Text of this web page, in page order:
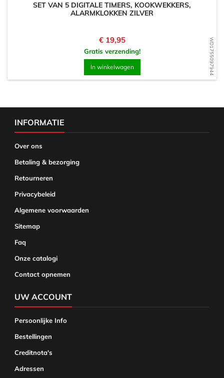
WD1755097944
SET VAN 5 DIGITALE TIMERS, KOOKWEKKERS,
ALARMKLOKKEN ZILVER
Prijs
€ 19,95
Gratis verzending!
In winkelwagen
INFORMATIE
Over ons
Betaling & bezorging
Retourneren
Privacybeleid
Algemene voorwaarden
Sitemap
Faq
Onze catalogi
Contact opnemen
UW ACCOUNT
Persoonlijke Info
Bestellingen
Creditnota's
Adressen